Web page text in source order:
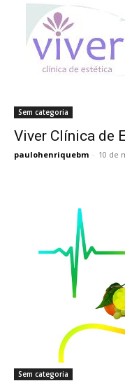
Sem categoria
Viver Clínica de
paulohenriquebm - 10 de
Sem categoria